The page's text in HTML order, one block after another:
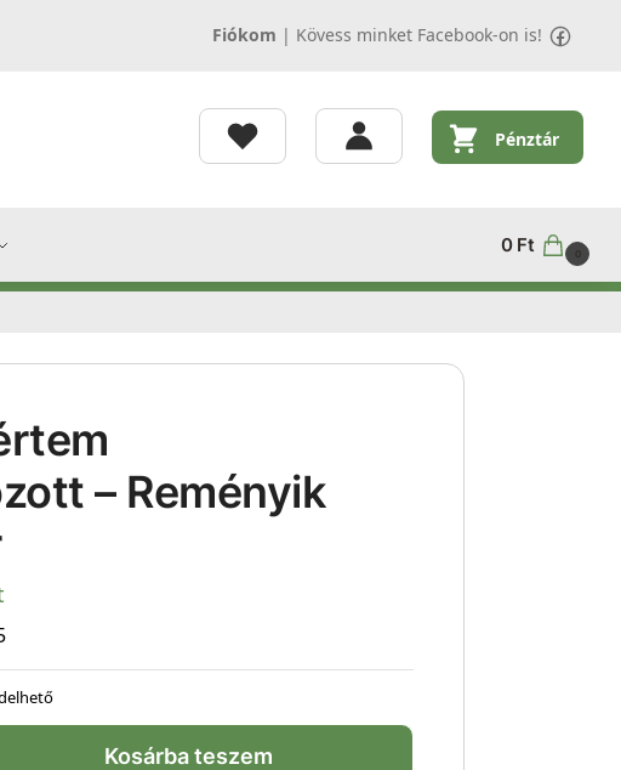
Fiókom | Kövess minket Facebook-on is!
Pénztár
0 Ft 0
– Reményik
Kosárba teszem